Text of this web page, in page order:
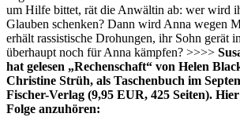
um Hilfe bittet, rät die Anwältin ab: wer wird
Glauben schenken? Dann wird Anna wegen
erhält rassistische Drohungen, ihr Sohn gerät
überhaupt noch für Anna kämpfen? >>>>
hat gelesen „Rechenschaft“ von Helen
Christine Strüh, als Taschenbuch im
Fischer-Verlag (9,95 EUR, 425 Seiten).
Folge anzuhören: